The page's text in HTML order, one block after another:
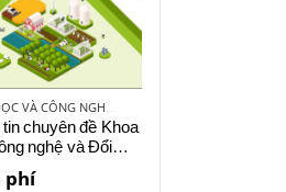
KHOA HỌC VÀ CÔNG NGHỆ VIỆT NAM
chuyên đề Khoa
nghệ và Đổi
tạo số 11-2023
phí